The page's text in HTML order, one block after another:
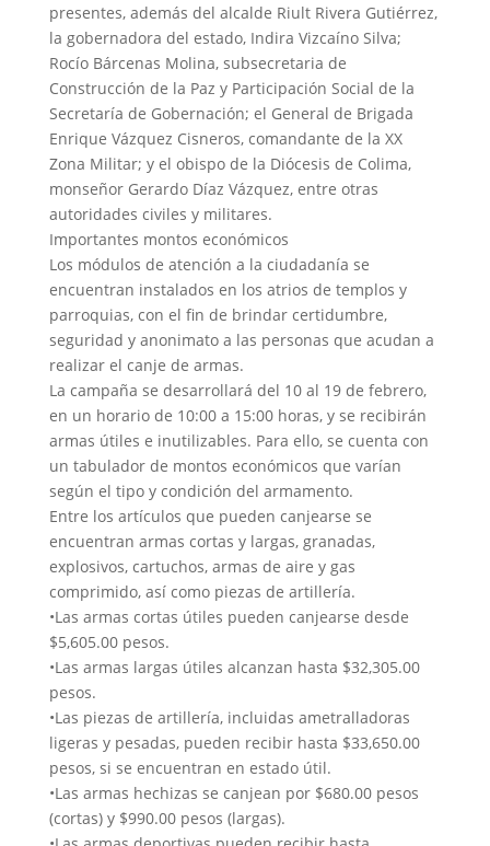
presentes, además del alcalde Riult Rivera Gutiérrez,
la gobernadora del estado, Indira Vizcaíno Silva;
Rocío Bárcenas Molina, subsecretaria de
Construcción de la Paz y Participación Social de la
Secretaría de Gobernación; el General de Brigada
Enrique Vázquez Cisneros, comandante de la XX
Zona Militar; y el obispo de la Diócesis de Colima,
monseñor Gerardo Díaz Vázquez, entre otras
autoridades civiles y militares.
Importantes montos económicos
Los módulos de atención a la ciudadanía se
encuentran instalados en los atrios de templos y
parroquias, con el fin de brindar certidumbre,
seguridad y anonimato a las personas que acudan a
realizar el canje de armas.
La campaña se desarrollará del 10 al 19 de febrero,
en un horario de 10:00 a 15:00 horas, y se recibirán
armas útiles e inutilizables. Para ello, se cuenta con
un tabulador de montos económicos que varían
según el tipo y condición del armamento.
Entre los artículos que pueden canjearse se
encuentran armas cortas y largas, granadas,
explosivos, cartuchos, armas de aire y gas
comprimido, así como piezas de artillería.
•Las armas cortas útiles pueden canjearse desde
$5,605.00 pesos.
•Las armas largas útiles alcanzan hasta $32,305.00
pesos.
•Las piezas de artillería, incluidas ametralladoras
ligeras y pesadas, pueden recibir hasta $33,650.00
pesos, si se encuentran en estado útil.
•Las armas hechizas se canjean por $680.00 pesos
(cortas) y $990.00 pesos (largas).